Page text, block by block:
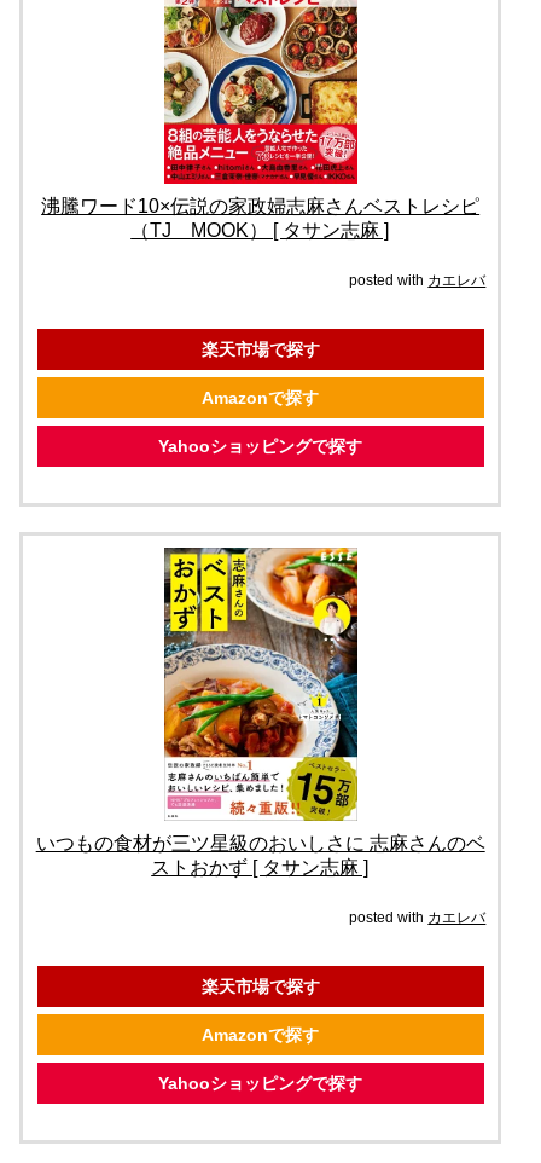
沸騰ワード10×伝説の家政婦志麻さんベストレシピ
（TJ MOOK） [ タサン志麻 ]
posted with カエレバ
楽天市場で探す
Amazonで探す
Yahooショッピングで探す
いつもの食材が三ツ星級のおいしさに 志麻さんのベ
ストおかず [ タサン志麻 ]
posted with カエレバ
楽天市場で探す
Amazonで探す
Yahooショッピングで探す